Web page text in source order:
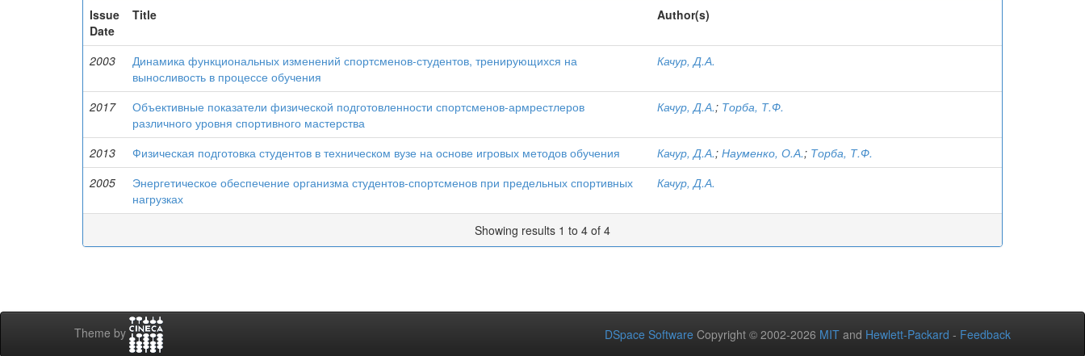
Issue
Date
Title Author(s)
2003
Динамика функциональных изменений спортсменов-студентов, тренирующихся на
выносливость в процессе обучения
Качур, Д.А.
2017
Объективные показатели физической подготовленности спортсменов-армрестлеров
различного уровня спортивного мастерства
Качур, Д.А.; Торба, Т.Ф.
2013 Физическая подготовка студентов в техническом вузе на основе игровых методов обучения Качур, Д.А.; Науменко, О.А.; Торба, Т.Ф.
2005
Энергетическое обеспечение организма студентов-спортсменов при предельных спортивных
нагрузках
Качур, Д.А.
Showing results 1 to 4 of 4
Theme by DSpace Software Copyright © 2002-2026 MIT and Hewlett-Packard - Feedback